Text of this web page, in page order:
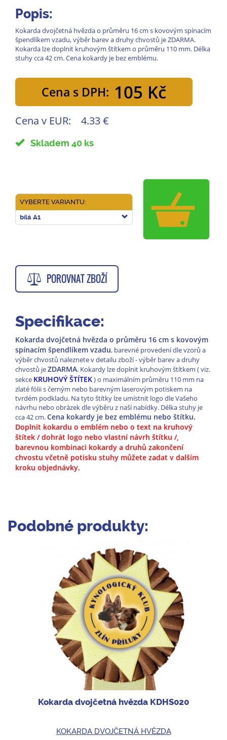
Popis:
Kokarda dvojčetná hvězda o průměru 16 cm s kovovým spínacím
špendlíkem vzadu, výběr barev a druhy chvostů je ZDARMA.
Kokarda lze doplnit kruhovým štítkem o průměru 110 mm. Délka
stuhy cca 42 cm. Cena kokardy je bez emblému.
Cena s DPH: 105 Kč
Cena v EUR: 4.33 €
Skladem 40 ks
VYBERTE VARIANTU:
bílá A1
POROVNAT ZBOŽÍ
Specifikace:
Kokarda dvojčetná hvězda o průměru 16 cm s kovovým
spínacím špendlíkem vzadu, barevné provedení dle vzorů a
výběr chvostů naleznete v detailu zboží - výběr barev a druhy
chvostů jeZDARMA. Kokardy lze doplnit kruhovým štítkem ( viz.
sekce KRUHOVÝ ŠTÍTEK) o maximálním průměru 110 mm na
zlaté fólii s černým nebo barevným laserovým potiskem na
tvrdém podkladu. Na tyto štítky lze umístnit logo dle Vašeho
návrhu nebo obrázek dle výběru z naší nabídky. Délka stuhy je
cca 42 cm.Cena kokardy je bez emblému nebo štítku.
Doplnit kokardu o emblém nebo o text na kruhový
štítek / dohrát logo nebo vlastní návrh štítku /,
barevnou kombinaci kokardy a druhů zakončení
chvostu včetně potisku stuhy můžete zadat v dalším
kroku objednávky.
Podobné produkty:
Kokarda dvojčetná hvězda KDHS020
KOKARDA DVOJČETNÁ HVĚZDA